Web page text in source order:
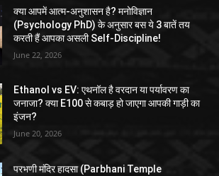
क्या आपमें आत्म-अनुशासन है? मनोविज्ञान
(Psychology PhD) के अनुसार बस ये 3 बातें तय
करती हैं आपका असली Self-Discipline!
June 22, 2026
Ethanol vs EV: एथनॉल है वरदान या पर्यावरण का
जनाजा? क्या E100 से कबाड़ हो जाएगा आपकी गाड़ी का
इंजन?
June 20, 2026
परभणी मंदिर हादसा (Parbhani Temple